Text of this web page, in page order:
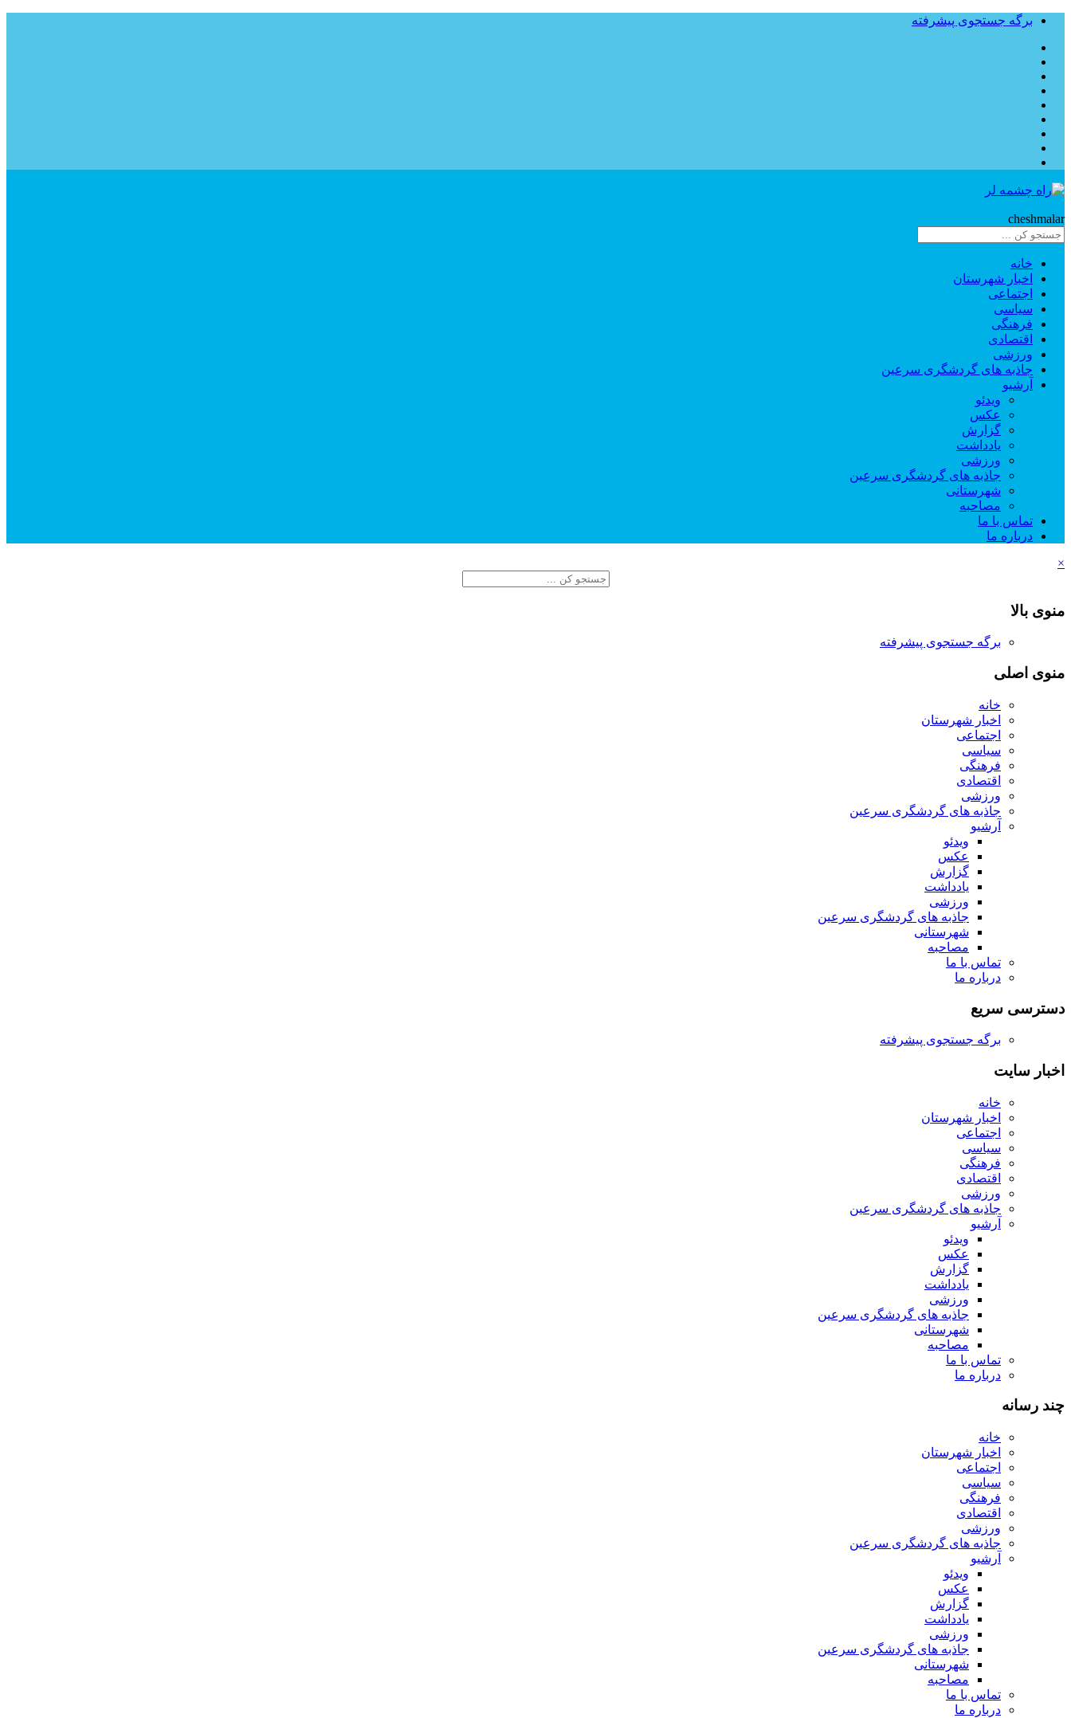
برگه جستجوی پیشرفته
cheshmalar
خانه
اخبار شهرستان
اجتماعی
سیاسی
فرهنگی
اقتصادی
ورزشی
جاذبه های گردشگری سرعین
آرشیو
ویدئو
عکس
گزارش
یادداشت
ورزشی
جاذبه های گردشگری سرعین
شهرستانی
مصاحبه
تماس با ما
درباره ما
×
منوی بالا
برگه جستجوی پیشرفته
منوی اصلی
خانه
اخبار شهرستان
اجتماعی
سیاسی
فرهنگی
اقتصادی
ورزشی
جاذبه های گردشگری سرعین
آرشیو
ویدئو
عکس
گزارش
یادداشت
ورزشی
جاذبه های گردشگری سرعین
شهرستانی
مصاحبه
تماس با ما
درباره ما
دسترسی سریع
برگه جستجوی پیشرفته
اخبار سایت
خانه
اخبار شهرستان
اجتماعی
سیاسی
فرهنگی
اقتصادی
ورزشی
جاذبه های گردشگری سرعین
آرشیو
ویدئو
عکس
گزارش
یادداشت
ورزشی
جاذبه های گردشگری سرعین
شهرستانی
مصاحبه
تماس با ما
درباره ما
چند رسانه
خانه
اخبار شهرستان
اجتماعی
سیاسی
فرهنگی
اقتصادی
ورزشی
جاذبه های گردشگری سرعین
آرشیو
ویدئو
عکس
گزارش
یادداشت
ورزشی
جاذبه های گردشگری سرعین
شهرستانی
مصاحبه
تماس با ما
درباره ما